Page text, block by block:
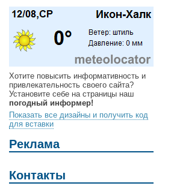
Хотите повысить информативность и
привлекательность своего сайта?
Установите себе на страницы наш
погодный информер!
Показать все дизайны и получить код
для вставки
Реклама
Контакты